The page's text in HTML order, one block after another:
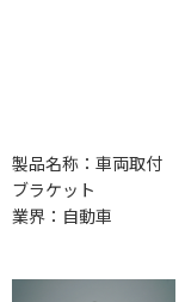
製品名称：車両取付
ブラケット
業界：自動車